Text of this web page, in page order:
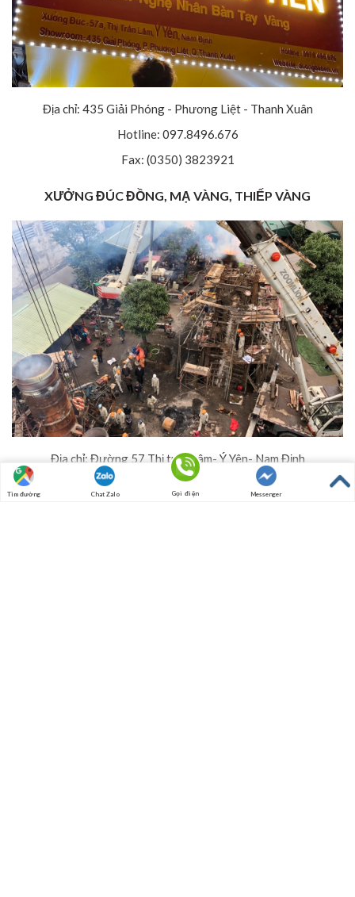
Địa chỉ: 435 Giải Phóng - Phương Liệt - Thanh Xuân
Hotline: 097.8496.676
Fax: (0350) 3823921
XƯỞNG ĐÚC ĐỒNG, MẠ VÀNG, THIẾP VÀNG
Địa chỉ: Đường 57 Thị trấn Lâm- Ý Yên- Nam Định
Hotline: 097.8496.676
Tìm đường Chat Zalo Gọi điện Messenger